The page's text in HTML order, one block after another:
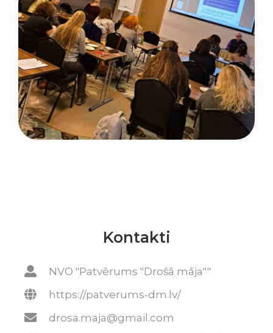
Kontakti
NVO "Patvērums "Drošā māja""
https://patverums-dm.lv/
drosa.maja@gmail.com